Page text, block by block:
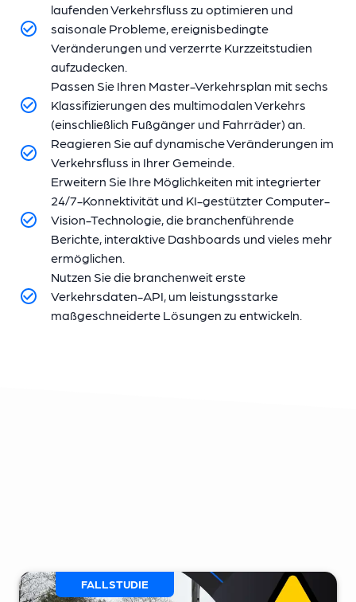
laufenden Verkehrsfluss zu optimieren und
saisonale Probleme, ereignisbedingte
Veränderungen und verzerrte Kurzzeitstudien
aufzudecken.
Passen Sie Ihren Master-Verkehrsplan mit sechs
Klassifizierungen des multimodalen Verkehrs
(einschließlich Fußgänger und Fahrräder) an.
Reagieren Sie auf dynamische Veränderungen im
Verkehrsfluss in Ihrer Gemeinde.
Erweitern Sie Ihre Möglichkeiten mit integrierter
24/7-Konnektivität und KI-gestützter Computer-
Vision-Technologie, die branchenführende
Berichte, interaktive Dashboards und vieles mehr
ermöglichen.
Nutzen Sie die branchenweit erste
Verkehrsdaten-API, um leistungsstarke
maßgeschneiderte Lösungen zu entwickeln.
FALLSTUDIE